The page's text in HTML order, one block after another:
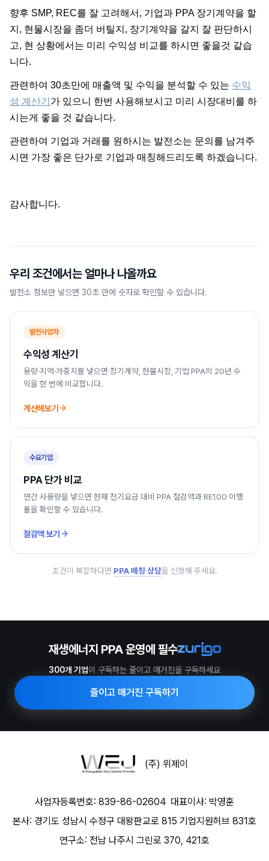
향후 SMP, REC를 잘 고려해서, 기업과 PPA 장기계약을 할
지, 현물시장을 좀더 버틸지, 장기계약을 갈지 잘 판단하시
고, 현 상황에서는 미리 수익성 비교를 하시면 좋을것 같습
니다.
관련하여 30초만에 매출액 및 수익을 분석할 수 있는 수익
성 계산기 가 있으니 한번 사용해보시고 미리 시장대비를 하
시는게 좋을 것 같습니다.
관련하여 기업과 거래를 원하시는 발전소는 문의를 남겨주
시면 가장 좋은 단가로 기업과 매칭해드리도록 하겠습니다.
감사합니다.
우리 조건에서는 얼마나 나올까요
발전소 정보만 넣으면 30초 만에 숫자로 확인할 수 있습니다.
발전사업자
수익성 계산기
용량·지역·가중치를 넣으면 장기계약, 현물시장, 기업 PPA의 20년 수
익을 한 번에 비교합니다.
계산해보기
수요기업
PPA 단가 비교
연간 사용량을 넣으면 현재 전기요금 대비 PPA 절감액과 RE100 이행
률을 확인할 수 있습니다.
절감액 보기
조건이 복잡하다면 PPA 매칭 상담을 신청해 주세요.
재생에너지 PPA 운영에 필수
300개 기업이 구독하는 줄이고 매거진을 구독하세요
줄이고 매거진 구독하기
(주) 위제이
사업자등록번호: 839-86-02604 대표이사: 박영훈
본사: 경기도 성남시 수정구 대왕판교로 815 기업지원허브 831호
연구소: 전남 나주시 그린로 370, 421호